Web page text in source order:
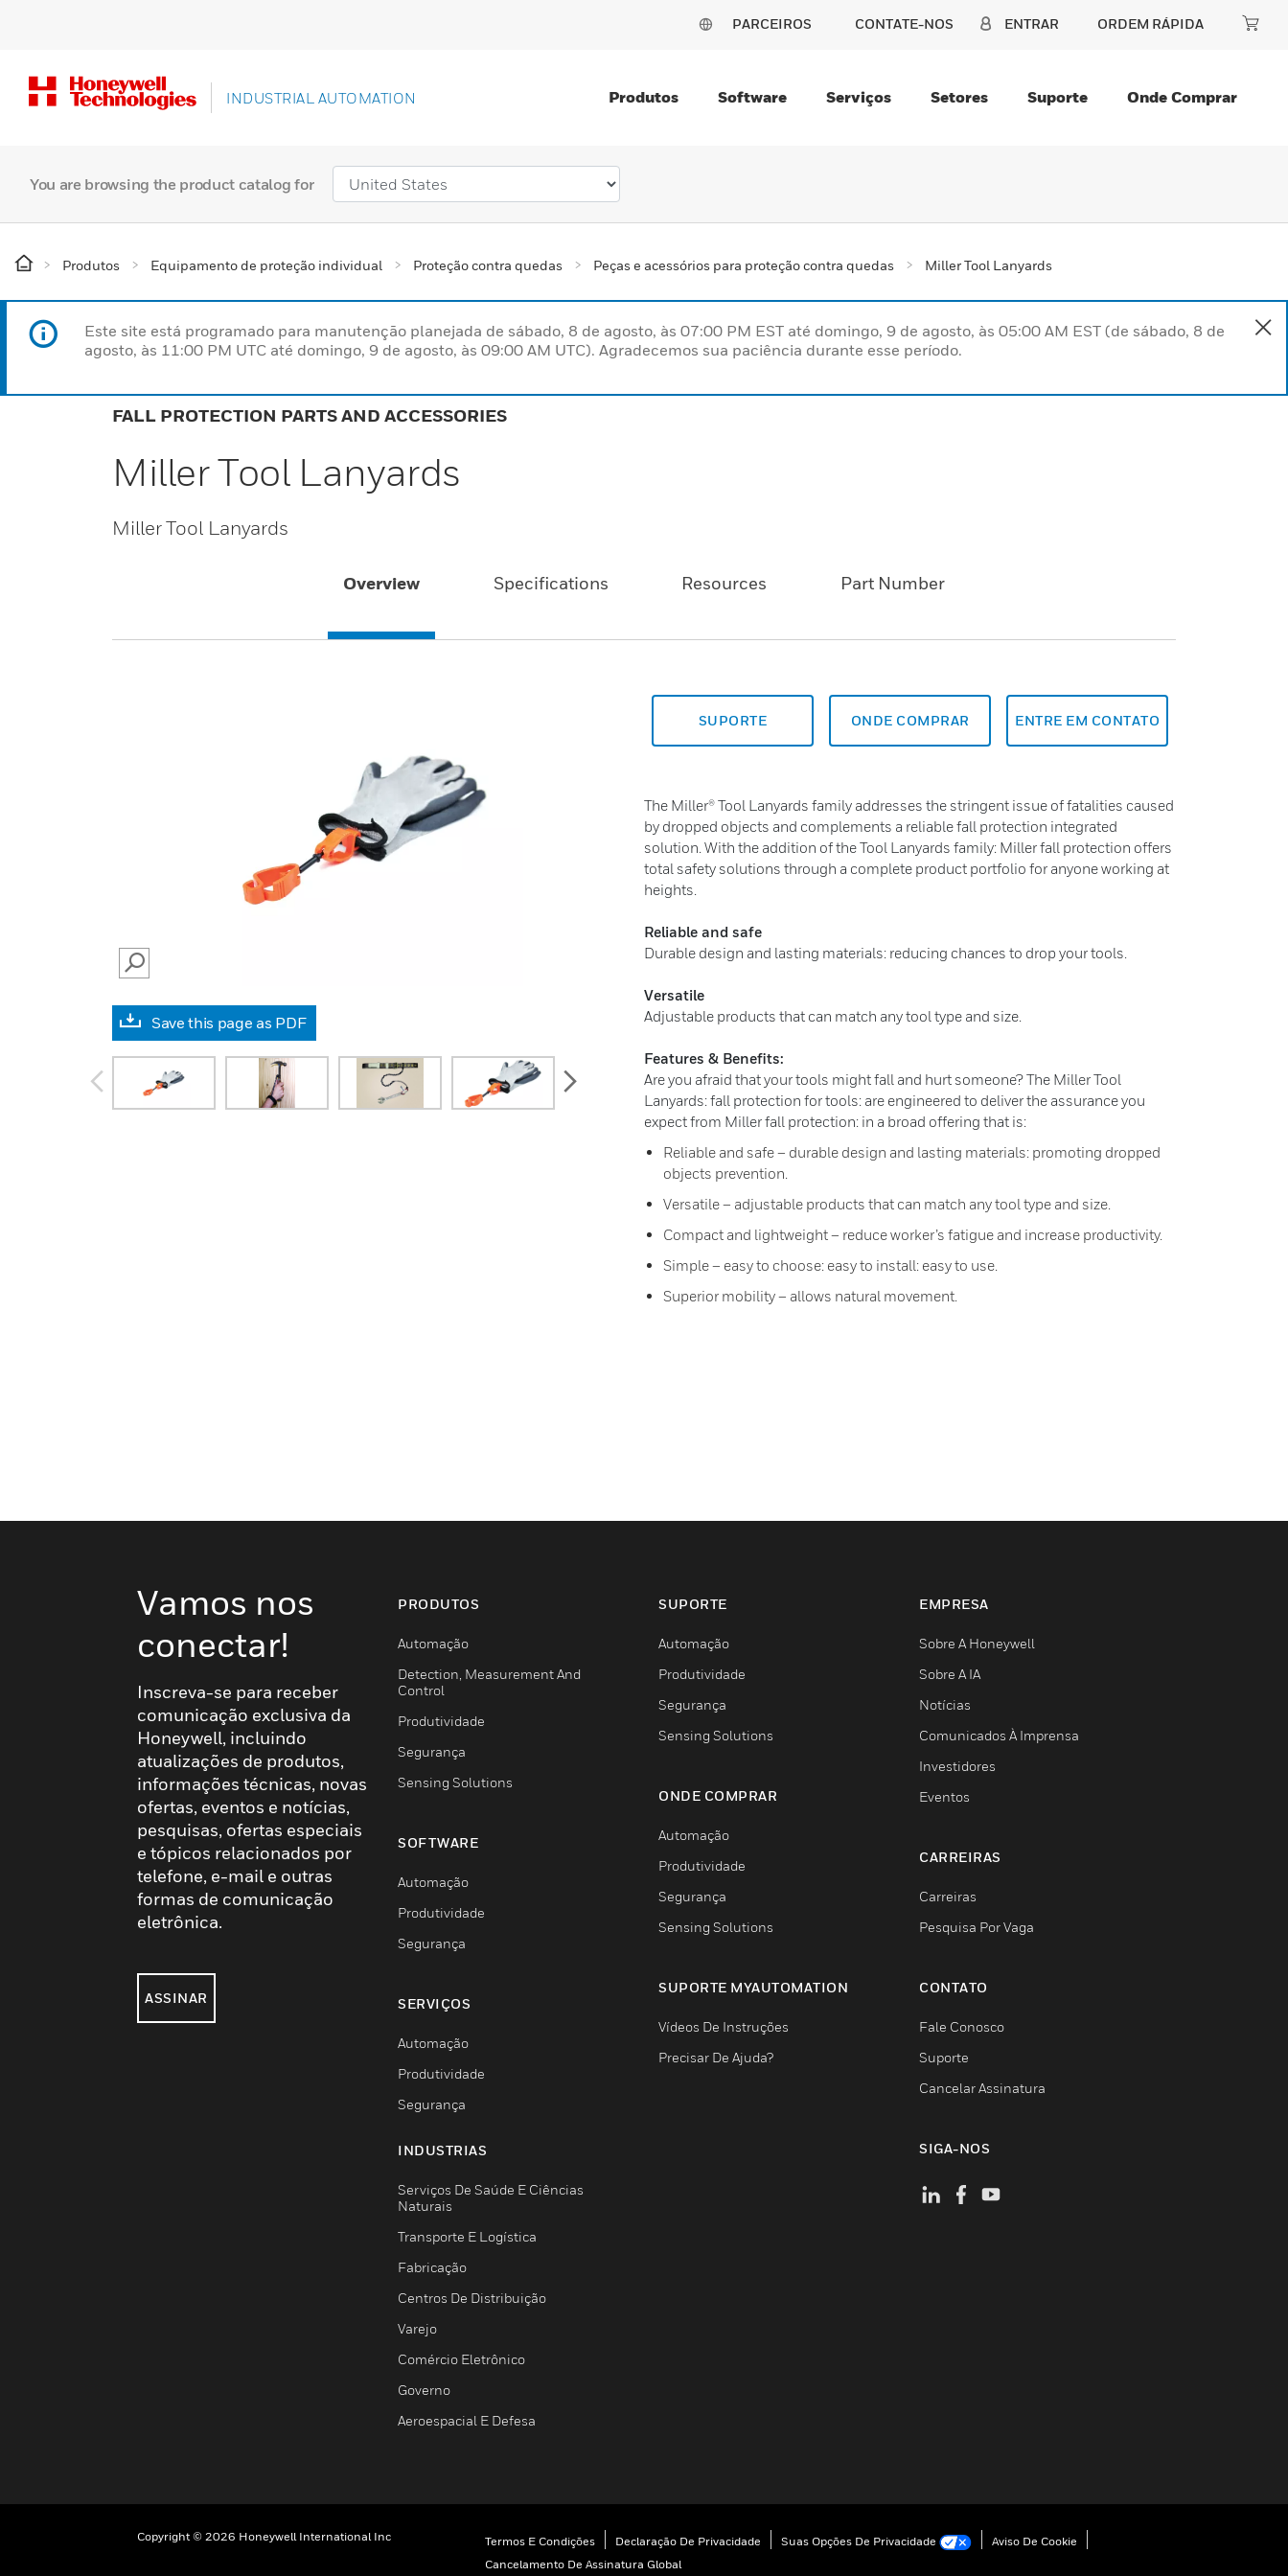
PARCEIROS CONTATE-NOS ENTRAR ORDEM RÁPIDA
INDUSTRIAL AUTOMATION Produtos Software Serviços Setores Suporte Onde Comprar
You are browsing the product catalog for
Produtos Equipamento de proteção individual Proteção contra quedas Peças e acessórios para proteção contra quedas Miller Tool Lanyards
Este site está programado para manutenção planejada de sábado, 8 de agosto, às 07:00 PM EST até domingo, 9 de agosto, às 05:00 AM EST (de sábado, 8 de
agosto, às 11:00 PM UTC até domingo, 9 de agosto, às 09:00 AM UTC). Agradecemos sua paciência durante esse período.
FALL PROTECTION PARTS AND ACCESSORIES
Miller Tool Lanyards
Miller Tool Lanyards
Overview Specifications Resources Part Number
SEARCH
Save this page as PDF
SUPORTE ONDE COMPRAR ENTRE EM CONTATO
The Miller® Tool Lanyards family addresses the stringent issue of fatalities caused
by dropped objects and complements a reliable fall protection integrated
solution. With the addition of the Tool Lanyards family: Miller fall protection offers
total safety solutions through a complete product portfolio for anyone working at
heights.
Reliable and safe
Durable design and lasting materials: reducing chances to drop your tools.
Versatile
Adjustable products that can match any tool type and size.
Features & Benefits:
Are you afraid that your tools might fall and hurt someone? The Miller Tool
Lanyards: fall protection for tools: are engineered to deliver the assurance you
expect from Miller fall protection: in a broad offering that is:
Reliable and safe – durable design and lasting materials: promoting dropped
objects prevention.
Versatile – adjustable products that can match any tool type and size.
Compact and lightweight – reduce worker’s fatigue and increase productivity.
Simple – easy to choose: easy to install: easy to use.
Superior mobility – allows natural movement.
Vamos nos
conectar!
Inscreva-se para receber
comunicação exclusiva da
Honeywell, incluindo
atualizações de produtos,
informações técnicas, novas
ofertas, eventos e notícias,
pesquisas, ofertas especiais
e tópicos relacionados por
telefone, e-mail e outras
formas de comunicação
eletrônica.
ASSINAR
PRODUTOS
Automação
Detection, Measurement And
Control
Produtividade
Segurança
Sensing Solutions
SOFTWARE
Automação
Produtividade
Segurança
SERVIÇOS
Automação
Produtividade
Segurança
INDUSTRIAS
Serviços De Saúde E Ciências
Naturais
Transporte E Logística
Fabricação
Centros De Distribuição
Varejo
Comércio Eletrônico
Governo
Aeroespacial E Defesa
SUPORTE
Automação
Produtividade
Segurança
Sensing Solutions
ONDE COMPRAR
Automação
Produtividade
Segurança
Sensing Solutions
SUPORTE MYAUTOMATION
Vídeos De Instruções
Precisar De Ajuda?
EMPRESA
Sobre A Honeywell
Sobre A IA
Notícias
Comunicados À Imprensa
Investidores
Eventos
CARREIRAS
Carreiras
Pesquisa Por Vaga
CONTATO
Fale Conosco
Suporte
Cancelar Assinatura
SIGA-NOS
Copyright © 2026 Honeywell International Inc Termos E Condições Declaração De Privacidade Suas Opções De Privacidade
Aviso De Cookie
Cancelamento De Assinatura Global